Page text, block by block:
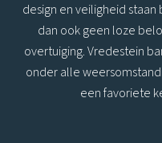
design en veiligheid
dan ook geen loze
overtuiging. Vredestein
onder alle
een favoriete